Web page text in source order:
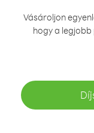
Vásároljon
hogy a